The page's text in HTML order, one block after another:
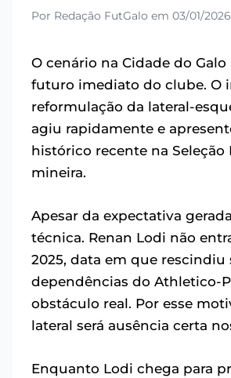
Por Redação FutGalo em 03/01/2026
O cenário na Cidade do
futuro imediato do clube. O
reformulação da lateral-
agiu rapidamente e
histórico recente na
mineira.
Apesar da expectativa
técnica. Renan Lodi não
2025, data em que
dependências do Athletico-
obstáculo real. Por esse
lateral será ausência certa
Enquanto Lodi chega para